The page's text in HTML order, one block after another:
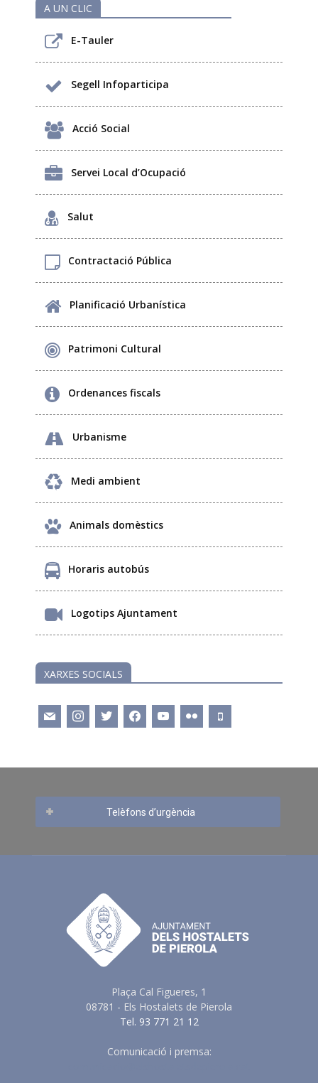
A UN CLIC
E-Tauler
Segell Infoparticipa
Acció Social
Servei Local d’Ocupació
Salut
Contractació Pública
Planificació Urbanística
Patrimoni Cultural
Ordenances fiscals
Urbanisme
Medi ambient
Animals domèstics
Horaris autobús
Logotips Ajuntament
XARXES SOCIALS
mail instagram
twitter facebookyoutubeflickr mobile
Telèfons d’urgència
Plaça Cal Figueres, 1
08781 - Els Hostalets de Pierola
Tel. 93 771 21 12
Comunicació i premsa: